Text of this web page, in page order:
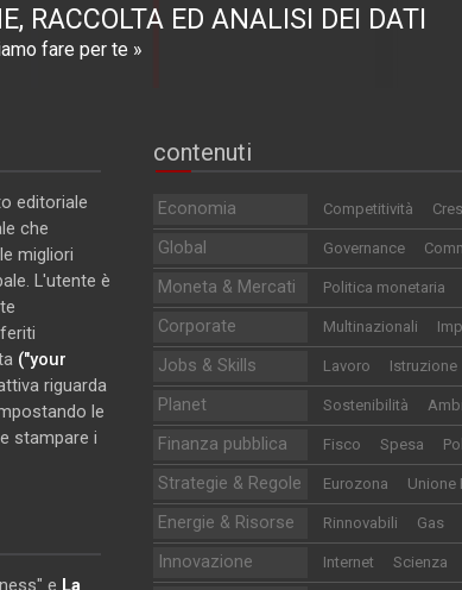
RACCOLTA ED ANALISI DEI DATI
fare per te »
editoriale
che
migliori
L'utente è
("your
riguarda
le
stampare i
e La
contenuti
Economia Competitività
Global Governance
Moneta & Mercati Politica monetaria
Corporate Multinazionali
Jobs & Skills Lavoro Istruzione
Planet Sostenibilità
Finanza pubblica Fisco Spesa
Strategie & Regole Eurozona Unione
Energie & Risorse Rinnovabili Gas
Innovazione Internet Scienza